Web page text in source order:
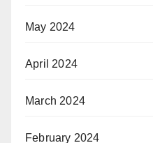
May 2024
April 2024
March 2024
February 2024